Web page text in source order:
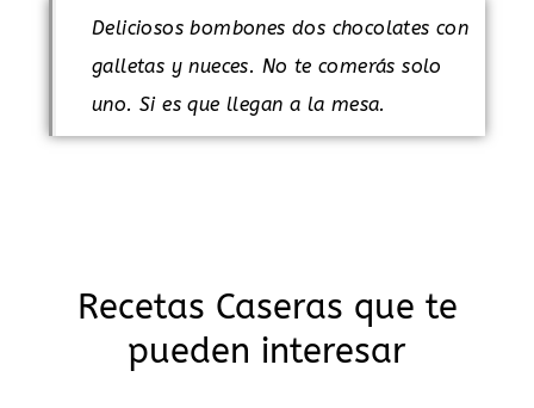
Deliciosos bombones dos chocolates con
galletas y nueces. No te comerás solo
uno. Si es que llegan a la mesa.
Recetas Caseras que te
pueden interesar